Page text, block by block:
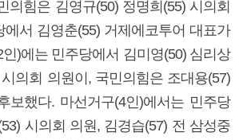
의힘은 김영규(50) 정명희(55) 시의회
에서 김영춘(55) 거제에코투어 대표가
)에는 민주당에서 김미영(50) 심리상
의회 의원이, 국민의힘은 조대용(57)
보했다. 마선거구(4인)에서는 민주당
시의회 의원, 김경습(57) 전 삼성중